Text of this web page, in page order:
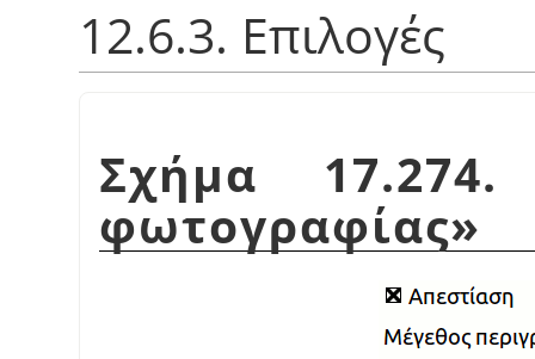
12.6.3. Επιλογές
Σχήμα
φωτογραφίας»